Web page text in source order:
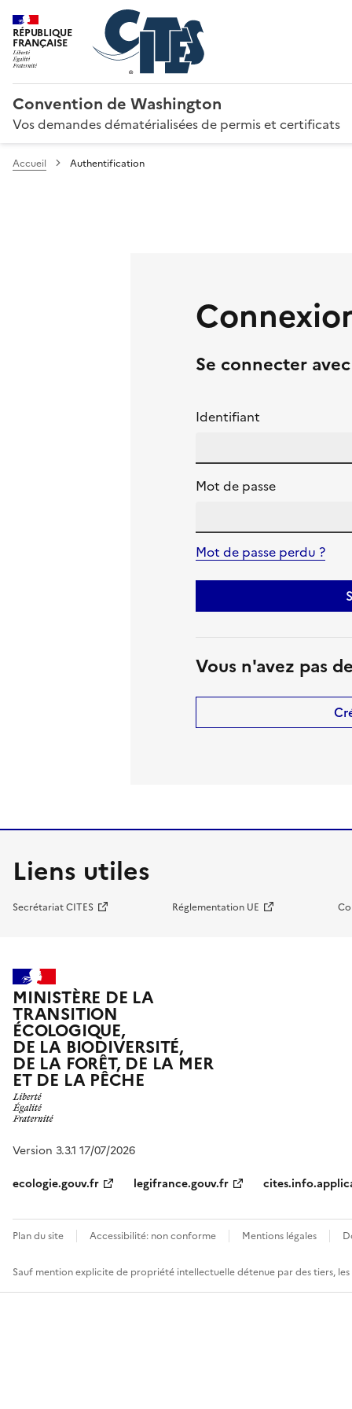
RÉPUBLIQUE
FRANÇAISE
Convention de Washington
Vos demandes dématérialisées de permis et certificats
Accueil Authentification
Se connecter
Identifiant
Mot de passe
Mot de passe perdu ?
Vous n'avez pas
Liens utiles
Secrétariat CITES Réglementation UE
MINISTÈRE DE LA
TRANSITION
ÉCOLOGIQUE,
DE LA BIODIVERSITÉ,
DE LA FORÊT, DE LA MER
ET DE LA PÊCHE
Version 3.3.1 17/07/2026
ecologie.gouv.fr
legifrance.gouv.fr
Plan du site Accessibilité: non conforme Mentions légales
Sauf mention explicite de propriété intellectuelle détenue par des tiers,